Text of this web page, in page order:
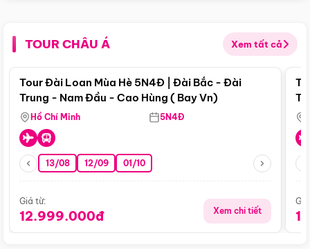
TOUR CHÂU Á Xem tất cả
Điểm nổi bật
Tour Đài Loan Mùa Hè 5N4Đ | Đài Bắc - Đài
Trung - Nam Đầu - Cao Hùng ( Bay Vn)
Hồ Chí Minh 5N4Đ
13/08 12/09 01/10
Giá từ:
12.999.000đ Xem chi tiết